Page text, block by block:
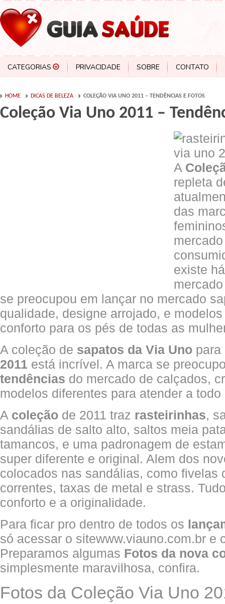
CATEGORIAS PRIVACIDADE SOBRE CONTATO
HOME DICAS DE BELEZA COLEÇÃO VIA UNO 2011 – TENDÊNCIAS E FOTOS
Coleção Via Uno 2011 –
A
repleta
das
existe
se preocupou em lançar no mercado
qualidade, designe arrojado, e
conforto para os pés de todas as
A coleção de sapatos da Via Uno
2011 está incrível. A marca se
tendências do mercado de calçados,
modelos diferentes para atender a
A coleção de 2011 traz rasteirinhas,
sandálias de salto alto, saltos meia
tamancos, e uma padronagem de
super diferente e original. Alem dos
colocados nas sandálias, como fivelas
correntes, taxas de metal e strass.
conforto e a originalidade.
Para ficar pro dentro de todos os
só acessar o sitewww.viauno.com.br e
Preparamos algumas Fotos da nova
simplesmente maravilhosa, confira.
Fotos da Coleção Via Uno